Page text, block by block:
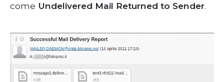
come Undelivered Mail Returned to Sender.